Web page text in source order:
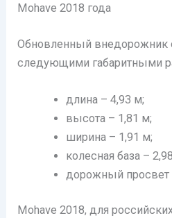
Mohave 2018 года
Обновленный внедорожник
следующими габаритными
длина – 4,93 м;
высота – 1,81 м;
ширина – 1,91 м;
колесная база –
дорожный просвет
Mohave 2018, для